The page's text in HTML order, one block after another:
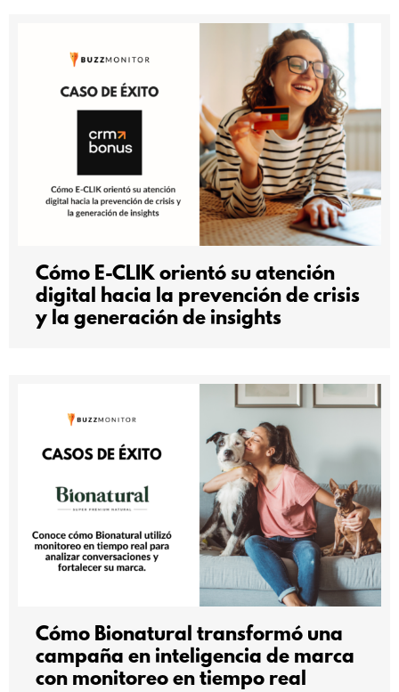
Cómo E-CLIK orientó su atención
digital hacia la prevención de crisis
y la generación de insights
Cómo Bionatural transformó una
campaña en inteligencia de marca
con monitoreo en tiempo real